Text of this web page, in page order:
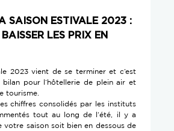
SAISON ESTIVALE 2023 :
LES PRIX EN
2023 vient de se terminer et c’est
bilan pour l’hôtellerie de plein air et
tourisme.
chiffres consolidés par les instituts
tout au long de l’été, il y a
votre saison soit bien en dessous de